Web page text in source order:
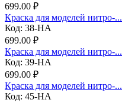
699.00 ₽
Краска для моделей нитро-...
Код: 38-НА
699.00 ₽
Краска для моделей нитро-...
Код: 39-НА
699.00 ₽
Краска для моделей нитро-...
Код: 45-НА